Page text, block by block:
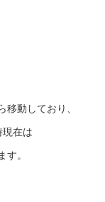
移動しており、
在は
す。